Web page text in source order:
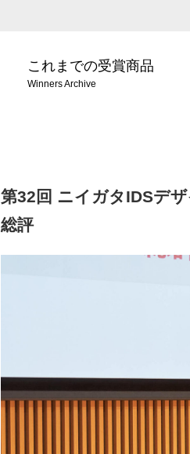
これまでの受賞商品
Winners Archive
第32回 ニイガタIDSデ
総評